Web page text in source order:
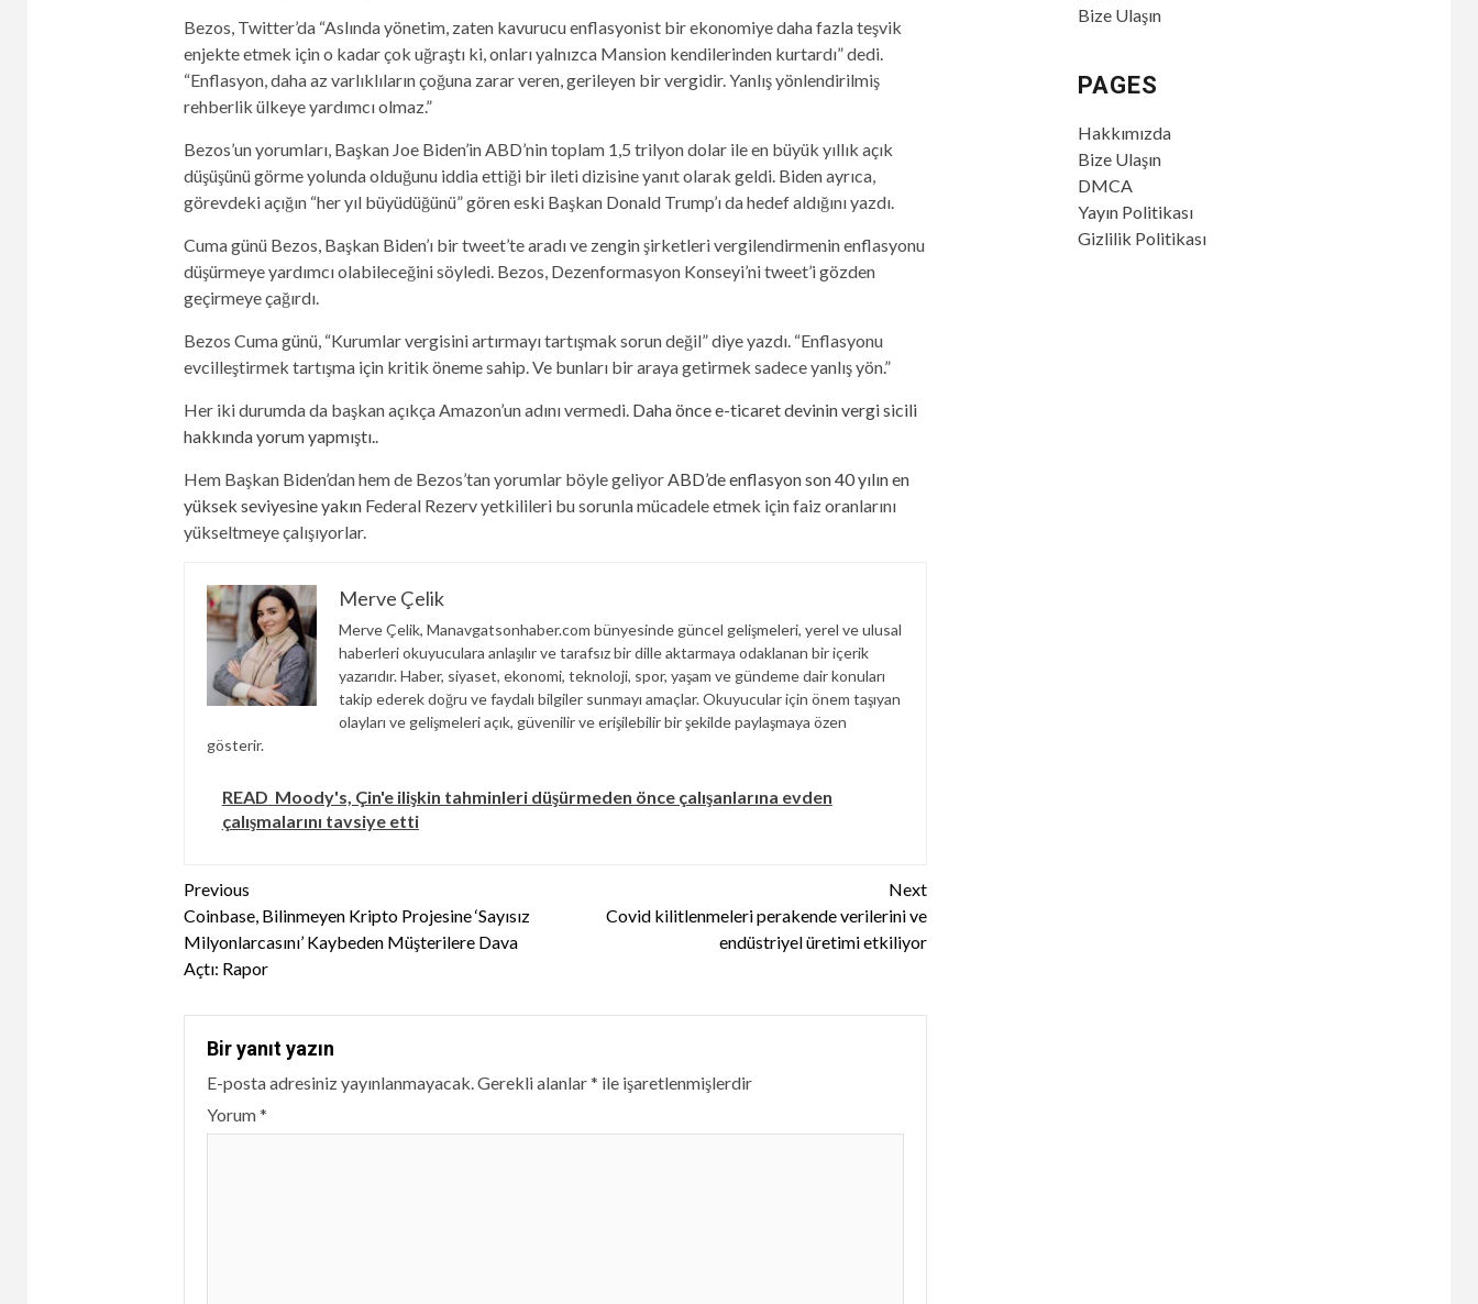
Bezos, Twitter’da “Aslında yönetim, zaten kavurucu enflasyonist bir ekonomiye daha fazla teşvik
enjekte etmek için o kadar çok uğraştı ki, onları yalnızca Mansion kendilerinden kurtardı” dedi.
“Enflasyon, daha az varlıklıların çoğuna zarar veren, gerileyen bir vergidir. Yanlış yönlendirilmiş
rehberlik ülkeye yardımcı olmaz.”
Bezos’un yorumları, Başkan Joe Biden’in ABD’nin toplam 1,5 trilyon dolar ile en büyük yıllık açık
düşüşünü görme yolunda olduğunu iddia ettiği bir ileti dizisine yanıt olarak geldi. Biden ayrıca,
görevdeki açığın “her yıl büyüdüğünü” gören eski Başkan Donald Trump’ı da hedef aldığını yazdı.
Cuma günü Bezos, Başkan Biden’ı bir tweet’te aradı ve zengin şirketleri vergilendirmenin enflasyonu
düşürmeye yardımcı olabileceğini söyledi. Bezos, Dezenformasyon Konseyi’ni tweet’i gözden
geçirmeye çağırdı.
Bezos Cuma günü, “Kurumlar vergisini artırmayı tartışmak sorun değil” diye yazdı. “Enflasyonu
evcilleştirmek tartışma için kritik öneme sahip. Ve bunları bir araya getirmek sadece yanlış yön.”
Her iki durumda da başkan açıkça Amazon’un adını vermedi. Daha önce e-ticaret devinin vergi sicili
hakkında yorum yapmıştı..
Hem Başkan Biden’dan hem de Bezos’tan yorumlar böyle geliyorABD’de enflasyon son 40 yılın en
yüksek seviyesine yakınFederal Rezerv yetkilileri bu sorunla mücadele etmek için faiz oranlarını
yükseltmeye çalışıyorlar.
Merve Çelik
Merve Çelik, Manavgatsonhaber.com bünyesinde güncel gelişmeleri, yerel ve ulusal
haberleri okuyuculara anlaşılır ve tarafsız bir dille aktarmaya odaklanan bir içerik
yazarıdır. Haber, siyaset, ekonomi, teknoloji, spor, yaşam ve gündeme dair konuları
takip ederek doğru ve faydalı bilgiler sunmayı amaçlar. Okuyucular için önem taşıyan
olayları ve gelişmeleri açık, güvenilir ve erişilebilir bir şekilde paylaşmaya özen
gösterir.
READ Moody's, Çin'e ilişkin tahminleri düşürmeden önce çalışanlarına evden
çalışmalarını tavsiye etti
Continue
Reading
Previous
Coinbase, Bilinmeyen Kripto Projesine ‘Sayısız
Milyonlarcasını’ Kaybeden Müşterilere Dava
Açtı: Rapor
Next
Covid kilitlenmeleri perakende verilerini ve
endüstriyel üretimi etkiliyor
Bir yanıt yazın
E-posta adresiniz yayınlanmayacak.Gerekli alanlar* ile işaretlenmişlerdir
Yorum*
Bize Ulaşın
PAGES
Hakkımızda
Bize Ulaşın
DMCA
Yayın Politikası
Gizlilik Politikası